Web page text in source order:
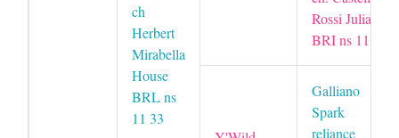
ch
Herbert
Mirabella
House
BRL ns
11 33
Rossi Julia
BRI ns 11 33
Galliano
Spark
reliance